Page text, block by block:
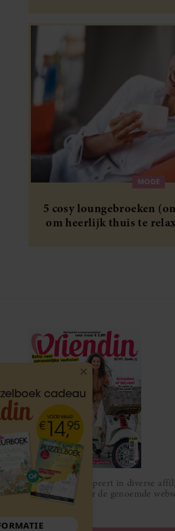
MODE
5 cosy loungebroeken
om heerlijk thuis te
Vriendin participeert in diverse
gesponsord door de genoemde
MEER INFORMATIE